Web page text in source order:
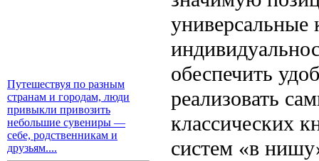
Путешествуя по разным
странам и городам, люди
привыкли привозить
небольшие сувениры —
себе, родственникам и
друзьям....
универсальные
обеспечить
реализовать
классических
систем «в